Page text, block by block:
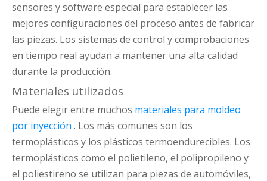
sensores y software especial para establecer las
mejores configuraciones del proceso antes de fabricar
las piezas. Los sistemas de control y comprobaciones
en tiempo real ayudan a mantener una alta calidad
durante la producción.
Materiales utilizados
Puede elegir entre muchos materiales para moldeo
por inyección . Los más comunes son los
termoplásticos y los plásticos termoendurecibles. Los
termoplásticos como el polietileno, el polipropileno y
el poliestireno se utilizan para piezas de automóviles,